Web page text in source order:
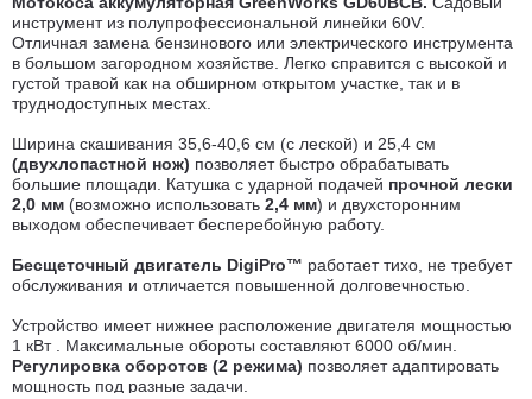
инструмент из полупрофессиональной линейки 60V.
Отличная замена бензинового или электрического инструмента
в большом загородном хозяйстве. Легко справится с высокой и
густой травой как на обширном открытом участке, так и в
труднодоступных местах.
Ширина скашивания 35,6-40,6 см (с леской) и 25,4 см
(двухлопастной нож) позволяет быстро обрабатывать
большие площади. Катушка с ударной подачей прочной лески
2,0 мм (возможно использовать 2,4 мм) и двухсторонним
выходом обеспечивает бесперебойную работу.
Бесщеточный двигатель DigiPro™ работает тихо, не требует
обслуживания и отличается повышенной долговечностью.
Устройство имеет нижнее расположение двигателя мощностью
1 кВт . Максимальные обороты составляют 6000 об/мин.
Регулировка оборотов (2 режима) позволяет адаптировать
мощность под разные задачи.